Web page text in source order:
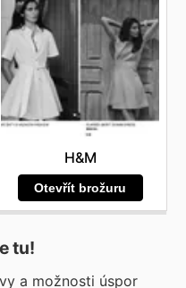
H&M
Otevřít brožuru
tu!
a možnosti úspor